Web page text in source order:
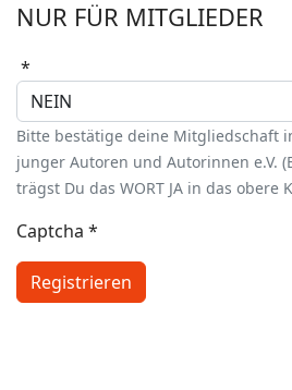
NUR FÜR MITGLIEDER
*
Bitte bestätige deine Mitgliedschaft
junger Autoren und Autorinnen e.V.
trägst Du das WORT JA in das obere
Captcha *
Registrieren